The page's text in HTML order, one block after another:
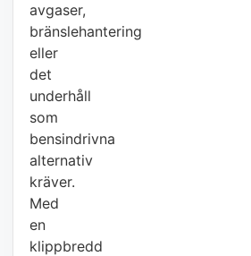
avgaser,
bränslehantering
eller
det
underhåll
som
bensindrivna
alternativ
kräver.
Med
en
klippbredd